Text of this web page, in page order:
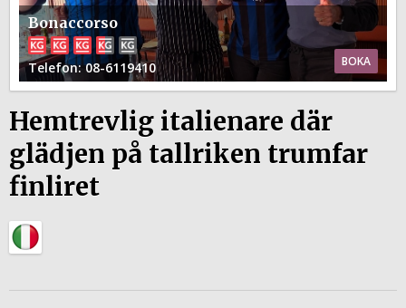
Bonaccorso
Telefon: 08-6119410 BOKA
Hemtrevlig italienare där
glädjen på tallriken trumfar
finliret